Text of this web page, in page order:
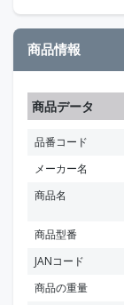
商品情報
商品データ
品番コード
メーカー名
商品名
商品型番
JANコード
商品の重量